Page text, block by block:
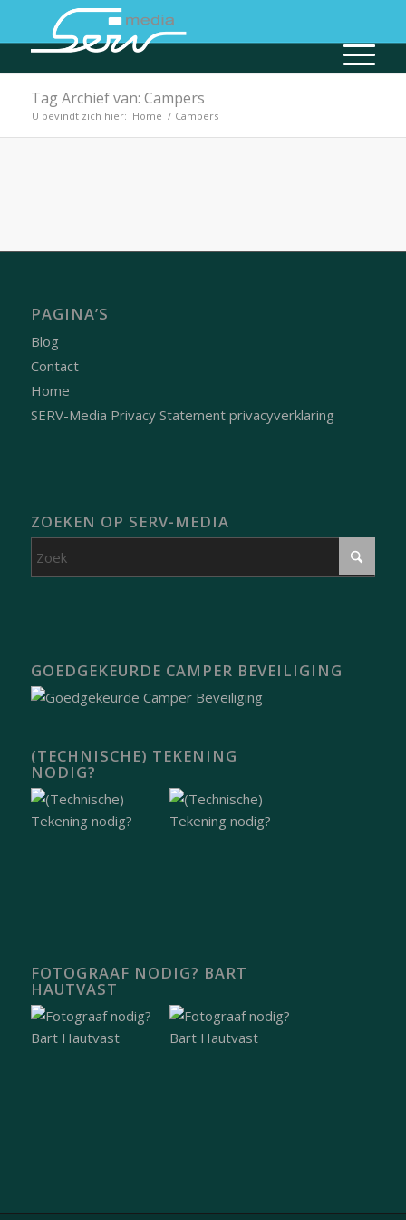
Tag Archief van: Campers
U bevindt zich hier: Home / Campers
PAGINA’S
Blog
Contact
Home
SERV-Media Privacy Statement privacyverklaring
ZOEKEN OP SERV-MEDIA
GOEDGEKEURDE CAMPER BEVEILIGING
(TECHNISCHE) TEKENING
NODIG?
FOTOGRAAF NODIG? BART
HAUTVAST